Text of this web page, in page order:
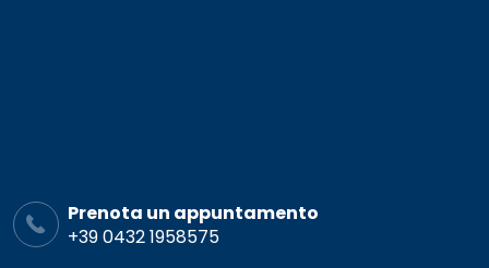
Prenota un appuntamento
+39 0432 1958575